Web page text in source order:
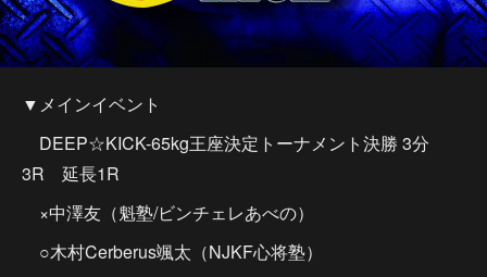
▼メインイベント
DEEP☆KICK-65kg王座決定トーナメント決勝 3分
3R 延長1R
×中澤友（魁塾/ビンチェレあべの）
○木村Cerberus颯太（NJKF心将塾）